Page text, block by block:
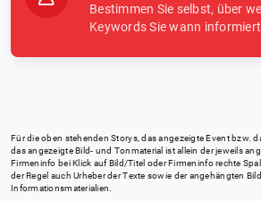
Bestimmen Sie selbst, über
Keywords Sie wann
Für die oben stehenden Storys, das angezeigte Event bzw.
das angezeigte Bild- und Tonmaterial ist allein der jeweils
Firmeninfo bei Klick auf Bild/Titel oder Firmeninfo rechte
der Regel auch Urheber der Texte sowie der angehängten
Informationsmaterialien.